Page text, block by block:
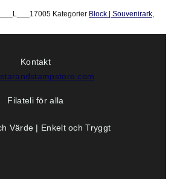
Kategorier Block | Souvenirark,
Kontakt
Filateli för alla
Värde | Enkelt och Tryggt